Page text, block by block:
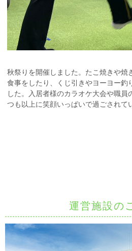
秋祭りを開催しました。たこ焼きや焼
食事をしたり、くじ引きやヨーヨー釣
した。入居者様のカラオケ大会や職員
つも以上に笑顔いっぱいで過ごされて
運営施設の